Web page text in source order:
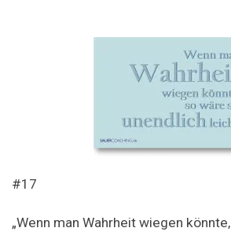
#17
„Wenn man Wahrheit wiegen könnte,